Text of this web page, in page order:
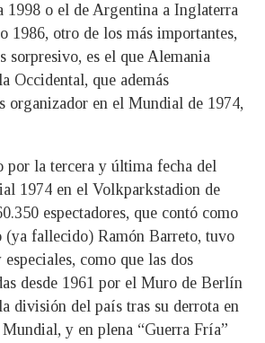
1998 o el de Argentina a Inglaterra
1986, otro de los más importantes,
sorpresivo, es el que Alemania
Occidental, que además
organizador en el Mundial de 1974,
por la tercera y última fecha del
1974 en el Volkparkstadion de
espectadores, que contó como
(ya fallecido) Ramón Barreto, tuvo
como que las dos
desde 1961 por el Muro de Berlín
división del país tras su derrota en
y en plena “Guerra Fría”